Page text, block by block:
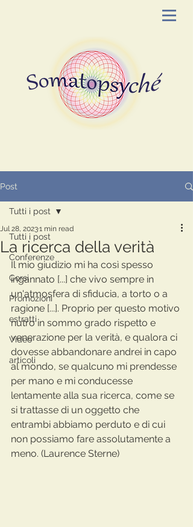
Post
Tutti i post
Conferenze
Corsi
Promozioni
estratti
Video
articoli
Tutti i post
La ricerca della verità
Jul 28, 20231 min read
Il mio giudizio mi ha così spesso
ingannato [...] che vivo sempre in
un'atmosfera di sfiducia, a torto o a
ragione [...]. Proprio per questo motivo
nutro in sommo grado rispetto e
venerazione per la verità, e qualora ci
dovesse abbandonare andrei in capo
al mondo, se qualcuno mi prendesse
per mano e mi conducesse
lentamente alla sua ricerca, come se
si trattasse di un oggetto che
entrambi abbiamo perduto e di cui
non possiamo fare assolutamente a
meno. (Laurence Sterne)